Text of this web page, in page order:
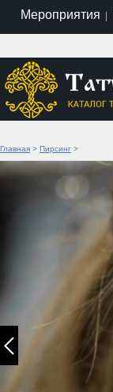
Мероприятия |
Главная > Пирсинг >